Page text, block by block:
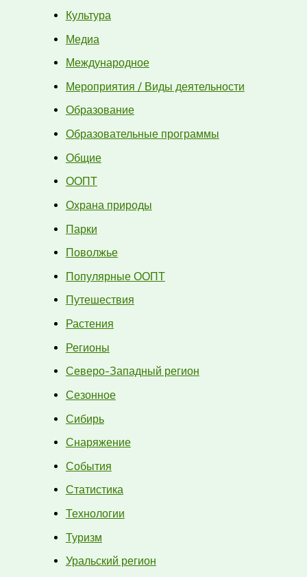
Культура
Медиа
Международное
Мероприятия / Виды деятельности
Образование
Образовательные программы
Общие
ООПТ
Охрана природы
Парки
Поволжье
Популярные ООПТ
Путешествия
Растения
Регионы
Северо-Западный регион
Сезонное
Сибирь
Снаряжение
События
Статистика
Технологии
Туризм
Уральский регион